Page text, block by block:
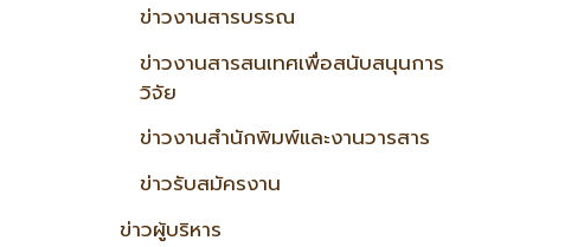
ข่าวงานสารบรรณ
ข่าวงานสารสนเทศเพื่อสนับสนุนการ
วิจัย
ข่าวงานสำนักพิมพ์และงานวารสาร
ข่าวรับสมัครงาน
ข่าวผู้บริหาร